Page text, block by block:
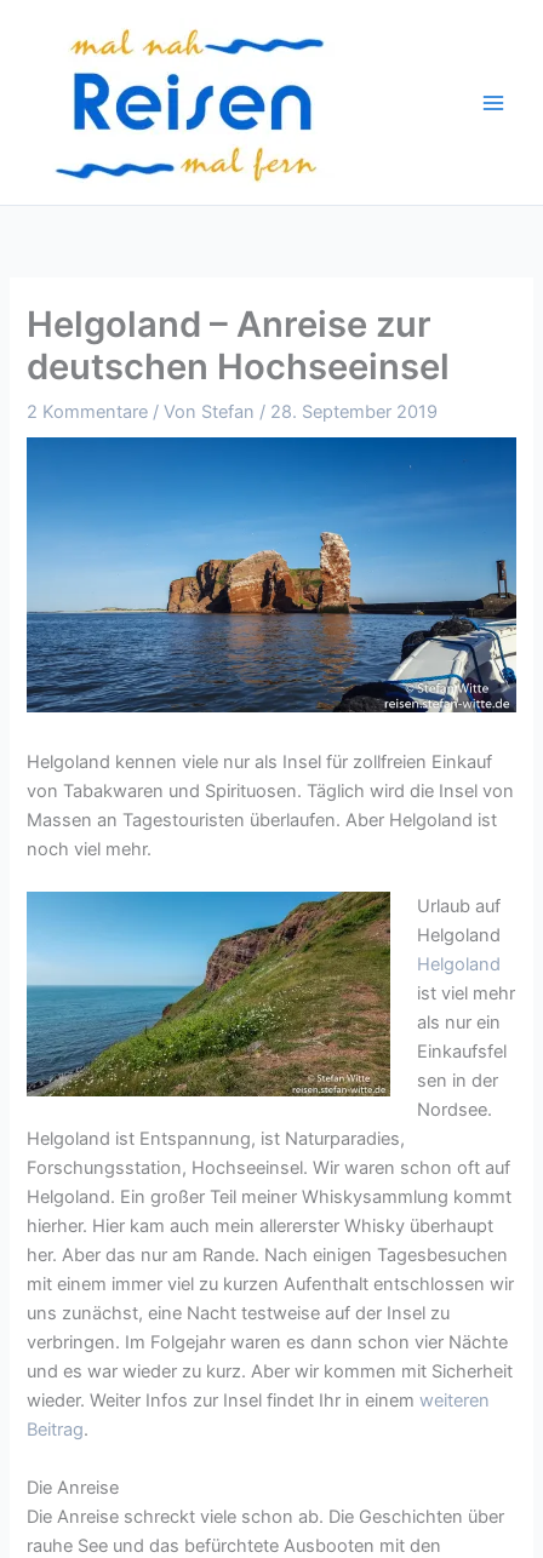
Helgoland – Anreise zur
deutschen Hochseeinsel
2 Kommentare / Von Stefan / 28. September 2019
Helgoland kennen viele nur als Insel für zollfreien Einkauf
von Tabakwaren und Spirituosen. Täglich wird die Insel von
Massen an Tagestouristen überlaufen. Aber Helgoland ist
noch viel mehr.
Urlaub auf
Helgoland
Helgoland
ist viel mehr
als nur ein
Einkaufsfel
sen in der
Nordsee.
Helgoland ist Entspannung, ist Naturparadies,
Forschungsstation, Hochseeinsel. Wir waren schon oft auf
Helgoland. Ein großer Teil meiner Whiskysammlung kommt
hierher. Hier kam auch mein allererster Whisky überhaupt
her. Aber das nur am Rande. Nach einigen Tagesbesuchen
mit einem immer viel zu kurzen Aufenthalt entschlossen wir
uns zunächst, eine Nacht testweise auf der Insel zu
verbringen. Im Folgejahr waren es dann schon vier Nächte
und es war wieder zu kurz. Aber wir kommen mit Sicherheit
wieder. Weiter Infos zur Insel findet Ihr in einemweiteren
Beitrag.
Die Anreise
Die Anreise schreckt viele schon ab. Die Geschichten über
rauhe See und das befürchtete Ausbooten mit den